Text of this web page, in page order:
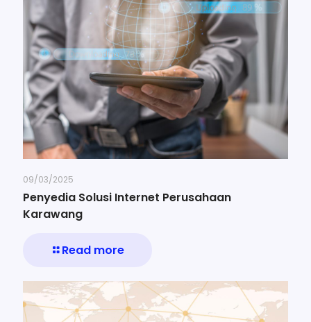
09/03/2025
Penyedia Solusi Internet Perusahaan
Karawang
Read more